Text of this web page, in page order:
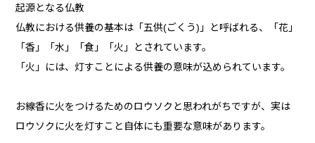
起源となる仏教
仏教における供養の基本は「五供(ごくう)」と呼ばれる、「花」
「香」「水」「食」「火」とされています。
「火」には、灯すことによる供養の意味が込められています。
お線香に火をつけるためのロウソクと思われがちですが、実は
ロウソクに火を灯すこと自体にも重要な意味があります。